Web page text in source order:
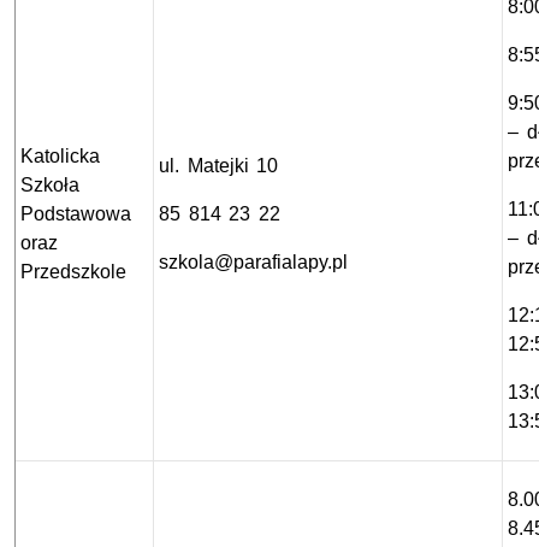
Katolicka
Szkoła
Podstawowa
oraz
Przedszkole
ul. Matejki 10
85 814 23 22
szkola@parafialapy.pl
–
–